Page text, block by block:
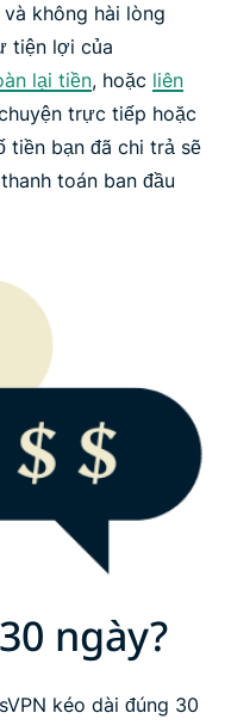
tiền tốt hơn dùng
ro
không hài lòng
tiện lợi của
lại tiền, hoặc liên
trực tiếp hoặc
tiền bạn đã chi trả sẽ
toán ban đầu
ngày?
kéo dài đúng 30